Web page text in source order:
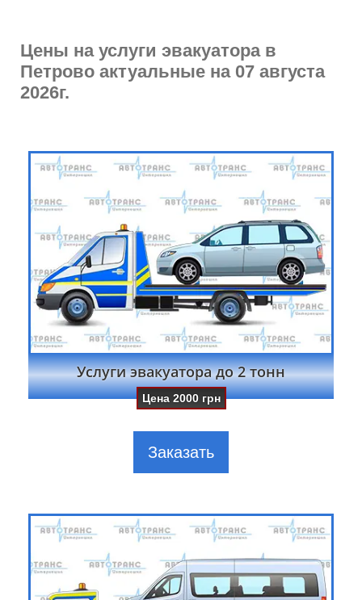
Цены на услуги эвакуатора в
Петрово актуальные на 07 августа
2026г.
Услуги эвакуатора до 2 тонн
Цена2000 грн
Заказать